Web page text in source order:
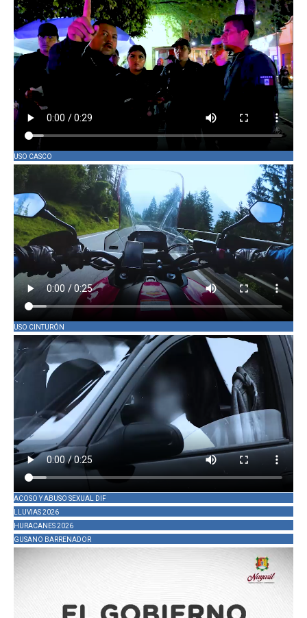
USO CASCO
USO CINTURÓN
ACOSO Y ABUSO SEXUAL DIF
LLUVIAS 2026
HURACANES 2026
GUSANO BARRENADOR